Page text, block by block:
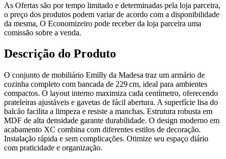
As Ofertas são por tempo limitado e determinadas pela loja parceira,
o preço dos produtos podem variar de acordo com a disponibilidade
da mesma, O Economizeiro pode receber da loja parceira uma
comissão sobre a venda.
Descrição do Produto
O conjunto de mobiliário Emilly da Madesa traz um armário de
cozinha completo com bancada de 229 cm, ideal para ambientes
compactos. O layout interno maximiza cada centímetro, oferecendo
prateleiras ajustáveis e gavetas de fácil abertura. A superfície lisa do
balcão facilita a limpeza e resiste a manchas. Estrutura robusta em
MDF de alta densidade garante durabilidade. O design moderno em
acabamento XC combina com diferentes estilos de decoração.
Instalação rápida e sem complicações. Otimize seu espaço diário
com praticidade e organização.